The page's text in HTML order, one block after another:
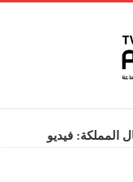
فيديو